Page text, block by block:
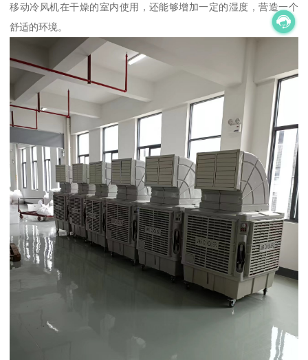
移动冷风机在干燥的室内使用，还能够增加一定的湿度，营造一个
舒适的环境。